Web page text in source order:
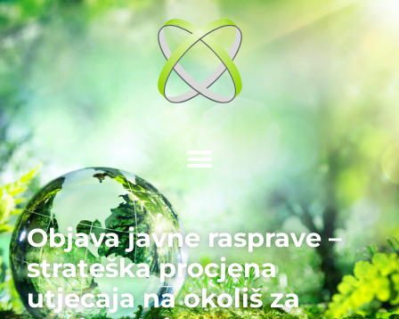
Objava javne rasprave –
strateška procjena
utjecaja na okoliš za